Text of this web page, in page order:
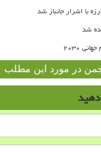
با اشرار جانباز شد
۲۰۳۰
در مورد این مطلب